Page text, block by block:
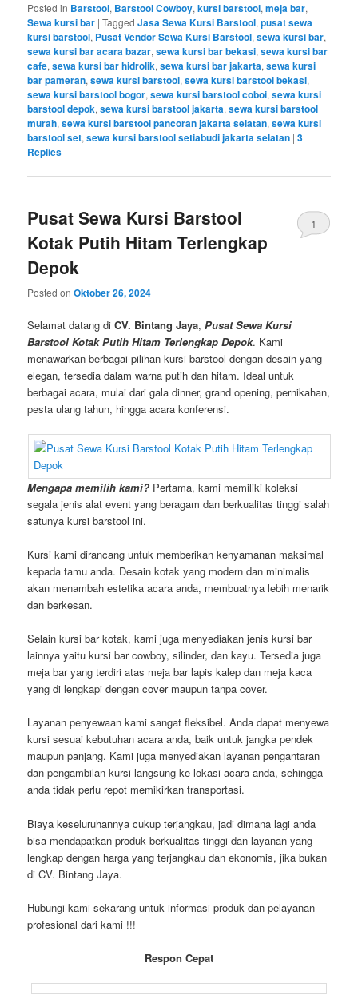
Posted in Barstool, Barstool Cowboy,kursi barstool,meja bar,
Sewa kursi bar |Tagged Jasa Sewa Kursi Barstool,pusat sewa
kursi barstool, Pusat Vendor Sewa Kursi Barstool,sewa kursi bar,
sewa kursi bar acara bazar,sewa kursi bar bekasi,sewa kursi bar
cafe,sewa kursi bar hidrolik,sewa kursi bar jakarta,sewa kursi
bar pameran,sewa kursi barstool,sewa kursi barstool bekasi,
sewa kursi barstool bogor,sewa kursi barstool coboi,sewa kursi
barstool depok,sewa kursi barstool jakarta,sewa kursi barstool
murah,sewa kursi barstool pancoran jakarta selatan,sewa kursi
barstool set,sewa kursi barstool setiabudi jakarta selatan |3
Replies
Pusat Sewa Kursi Barstool
Kotak Putih Hitam Terlengkap
Depok
Posted onOktober 26, 2024
1
Selamat datang diCV. Bintang Jaya,Pusat Sewa Kursi
Barstool Kotak Putih Hitam Terlengkap Depok. Kami
menawarkan berbagai pilihan kursi barstool dengan desain yang
elegan, tersedia dalam warna putih dan hitam. Ideal untuk
berbagai acara, mulai dari gala dinner, grand opening, pernikahan,
pesta ulang tahun, hingga acara konferensi.
Mengapa memilih kami? Pertama, kami memiliki koleksi
segala jenis alat event yang beragam dan berkualitas tinggi salah
satunya kursi barstool ini.
Kursi kami dirancang untuk memberikan kenyamanan maksimal
kepada tamu anda. Desain kotak yang modern dan minimalis
akan menambah estetika acara anda, membuatnya lebih menarik
dan berkesan.
Selain kursi bar kotak, kami juga menyediakan jenis kursi bar
lainnya yaitu kursi bar cowboy, silinder, dan kayu. Tersedia juga
meja bar yang terdiri atas meja bar lapis kalep dan meja kaca
yang di lengkapi dengan cover maupun tanpa cover.
Layanan penyewaan kami sangat fleksibel. Anda dapat menyewa
kursi sesuai kebutuhan acara anda, baik untuk jangka pendek
maupun panjang. Kami juga menyediakan layanan pengantaran
dan pengambilan kursi langsung ke lokasi acara anda, sehingga
anda tidak perlu repot memikirkan transportasi.
Biaya keseluruhannya cukup terjangkau, jadi dimana lagi anda
bisa mendapatkan produk berkualitas tinggi dan layanan yang
lengkap dengan harga yang terjangkau dan ekonomis, jika bukan
di CV. Bintang Jaya.
Hubungi kami sekarang untuk informasi produk dan pelayanan
profesional dari kami !!!
Respon Cepat